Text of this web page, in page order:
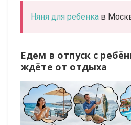
Няня для ребенка в
Едем в отпуск с
ждёте от отдыха